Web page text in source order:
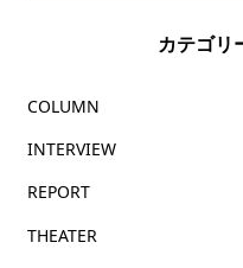
カテゴリ
COLUMN
INTERVIEW
REPORT
THEATER